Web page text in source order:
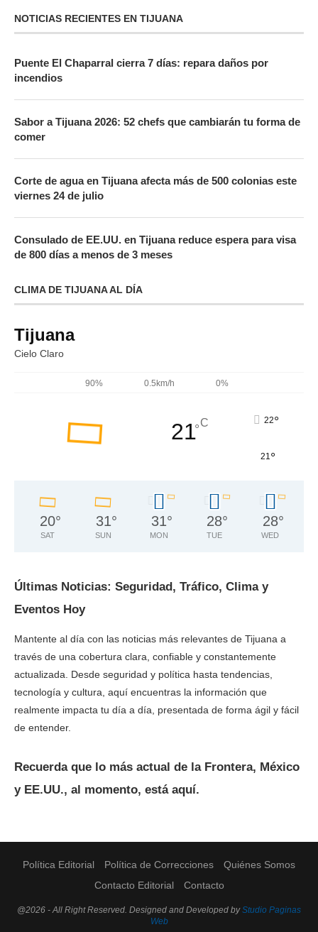
NOTICIAS RECIENTES EN TIJUANA
Puente El Chaparral cierra 7 días: repara daños por
incendios
Sabor a Tijuana 2026: 52 chefs que cambiarán tu forma de
comer
Corte de agua en Tijuana afecta más de 500 colonias este
viernes 24 de julio
Consulado de EE.UU. en Tijuana reduce espera para visa
de 800 días a menos de 3 meses
CLIMA DE TIJUANA AL DÍA
Tijuana
Cielo Claro
90% 0.5km/h 0%
21°C 22°
21 °
20°
SAT
31°
SUN
31°
MON
28°
TUE
28°
WED
Últimas Noticias: Seguridad, Tráfico, Clima y
Eventos Hoy
Mantente al día con las noticias más relevantes de Tijuana a
través de una cobertura clara, confiable y constantemente
actualizada. Desde seguridad y política hasta tendencias,
tecnología y cultura, aquí encuentras la información que
realmente impacta tu día a día, presentada de forma ágil y fácil
de entender.
Recuerda que lo más actual de la Frontera, México
y EE.UU., al momento, está aquí.
Política Editorial Política de Correcciones
Quiénes Somos
Contacto Editorial
Contacto
@2026 - All Right Reserved. Designed and Developed byStudio Paginas
Web